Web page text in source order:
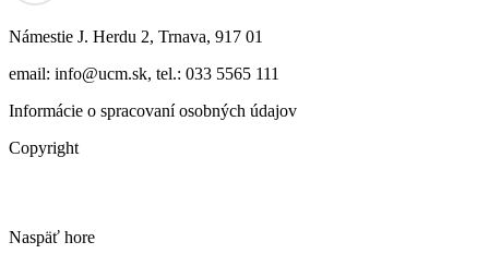
Námestie J. Herdu 2, Trnava, 917 01
email: info@ucm.sk, tel.: 033 5565 111
Informácie o spracovaní osobných údajov
Copyright
Naspäť hore